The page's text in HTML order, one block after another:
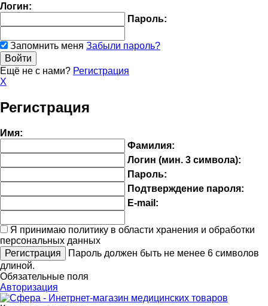
Логин:
Пароль:
Запомнить меня Забыли пароль?
Ещё не с нами? Регистрация
X
Регистрация
Имя:
Фамилия:
Логин (мин. 3 символа):
Пароль:
Подтверждение пароля:
E-mail:
Я принимаю политику в области хранения и обработки
персональных данных
Пароль должен быть не менее 6 символов
длиной.
Обязательные поля
Авторизация